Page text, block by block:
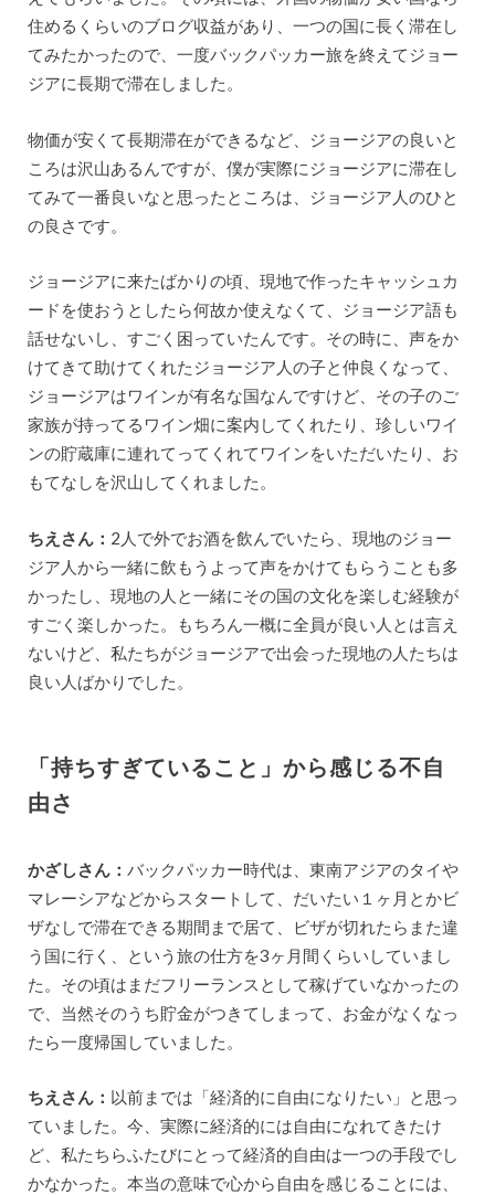
住めるくらいのブログ収益があり、一つの国に長く滞在し
てみたかったので、一度バックパッカー旅を終えてジョー
ジアに長期で滞在しました。
物価が安くて長期滞在ができるなど、ジョージアの良いと
ころは沢山あるんですが、僕が実際にジョージアに滞在し
てみて一番良いなと思ったところは、ジョージア人のひと
の良さです。
ジョージアに来たばかりの頃、現地で作ったキャッシュカ
ードを使おうとしたら何故か使えなくて、ジョージア語も
話せないし、すごく困っていたんです。その時に、声をか
けてきて助けてくれたジョージア人の子と仲良くなって、
ジョージアはワインが有名な国なんですけど、その子のご
家族が持ってるワイン畑に案内してくれたり、珍しいワイ
ンの貯蔵庫に連れてってくれてワインをいただいたり、お
もてなしを沢山してくれました。
ちえさん： 2人で外でお酒を飲んでいたら、現地のジョー
ジア人から一緒に飲もうよって声をかけてもらうことも多
かったし、現地の人と一緒にその国の文化を楽しむ経験が
すごく楽しかった。もちろん一概に全員が良い人とは言え
ないけど、私たちがジョージアで出会った現地の人たちは
良い人ばかりでした。
「持ちすぎていること」から感じる不自
由さ
かざしさん： バックパッカー時代は、東南アジアのタイや
マレーシアなどからスタートして、だいたい１ヶ月とかビ
ザなしで滞在できる期間まで居て、ビザが切れたらまた違
う国に行く、という旅の仕方を3ヶ月間くらいしていまし
た。その頃はまだフリーランスとして稼げていなかったの
で、当然そのうち貯金がつきてしまって、お金がなくなっ
たら一度帰国していました。
ちえさん： 以前までは「経済的に自由になりたい」と思っ
ていました。今、実際に経済的には自由になれてきたけ
ど、私たちらふたびにとって経済的自由は一つの手段でし
かなかった。本当の意味で心から自由を感じることには、